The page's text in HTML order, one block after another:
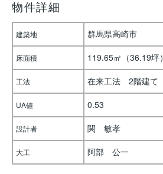
物件詳細
建築地 群馬県高崎市
床面積 119.65㎡（36.19坪）
工法 在来工法 2階建て
UA値 0.53
設計者 関 敏孝
大工 阿部 公一